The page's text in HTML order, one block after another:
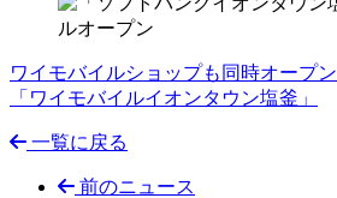
ワイモバイルショップも同時オープン
「ワイモバイルイオンタウン塩釜」
一覧に戻る
前のニュース